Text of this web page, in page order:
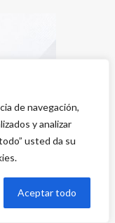
de navegación,
y analizar
usted da su
Aceptar todo